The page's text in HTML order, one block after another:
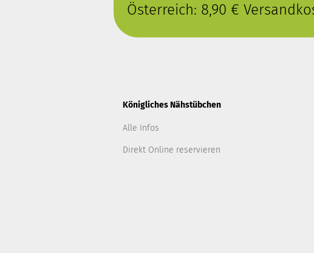
Österreich: 8,90 €
Königliches Nähstübchen
Alle Infos
Direkt Online reservieren